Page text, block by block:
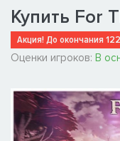
Купить For
Акция! До окончания
Оценки игроков: В